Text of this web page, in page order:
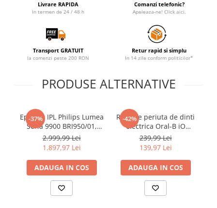
Livrare RAPIDA
In termen de 24 / 48 h
Comanzi telefonic?
Apeleaza-ne! Click aici.
Transport GRATUIT
la comenzi peste 200 RON
Retur rapid si simplu
In 14 zile conform politicilor*
PRODUSE ALTERNATIVE
-37%
Epilator IPL Philips Lumea
Seria 9900 BRI950/01,
senzor SmartSkin,
conectare la aplicatia cu
functia Skin AI, utilizare
cu sau fara fir, 450.000
impusuri, accesorii: fata,
corp, Rose Gold/Alb
2.999,99 Lei
1.897,97 Lei
ADAUGA IN COS
-42%
Rezerve periuta de dinti
electrica Oral-B iO
Ultimate Clean,
compatibile doar cu seria
iO, Negru, 6 buc
239,99 Lei
139,97 Lei
ADAUGA IN COS